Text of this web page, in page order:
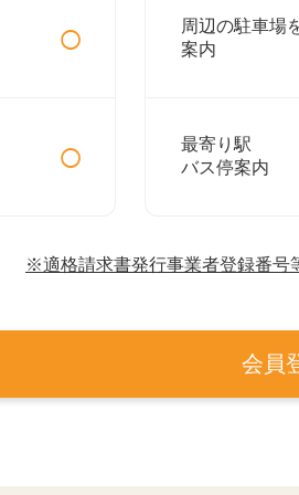
○
○
周辺の駐車場
案内
最寄り駅
バス停案内
※適格請求書発行事業者登録番号
会員